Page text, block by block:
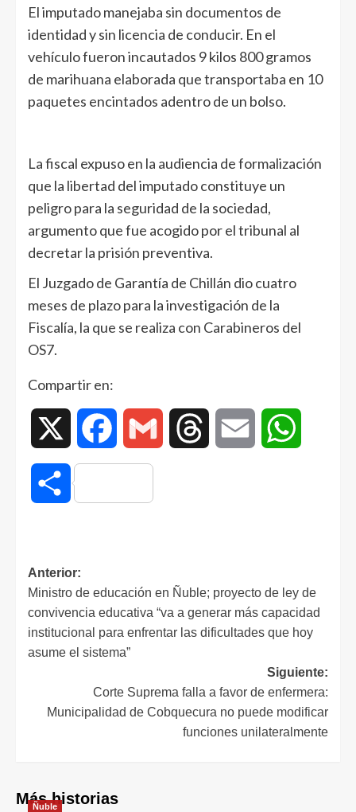
El imputado manejaba sin documentos de
identidad y sin licencia de conducir. En el
vehículo fueron incautados 9 kilos 800 gramos
de marihuana elaborada que transportaba en 10
paquetes encintados adentro de un bolso.
La fiscal expuso en la audiencia de formalización
que la libertad del imputado constituye un
peligro para la seguridad de la sociedad,
argumento que fue acogido por el tribunal al
decretar la prisión preventiva.
El Juzgado de Garantía de Chillán dio cuatro
meses de plazo para la investigación de la
Fiscalía, la que se realiza con Carabineros del
OS7.
Compartir en:
Facebook Gmail Threads Email
Compartir
Anterior:
Ministro de educación en Ñuble; proyecto de ley de
convivencia educativa “va a generar más capacidad
institucional para enfrentar las dificultades que hoy
asume el sistema”
Siguiente:
Corte Suprema falla a favor de enfermera:
Municipalidad de Cobquecura no puede modificar
funciones unilateralmente
Más historias
Ñuble